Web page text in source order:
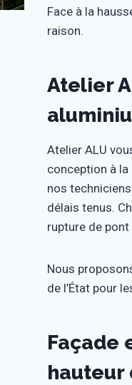
Face à la
raison.
Atelier
Atelier ALU
conception à
nos
délais tenus.
rupture de
Nous
de l’État pour
Façade
hauteur